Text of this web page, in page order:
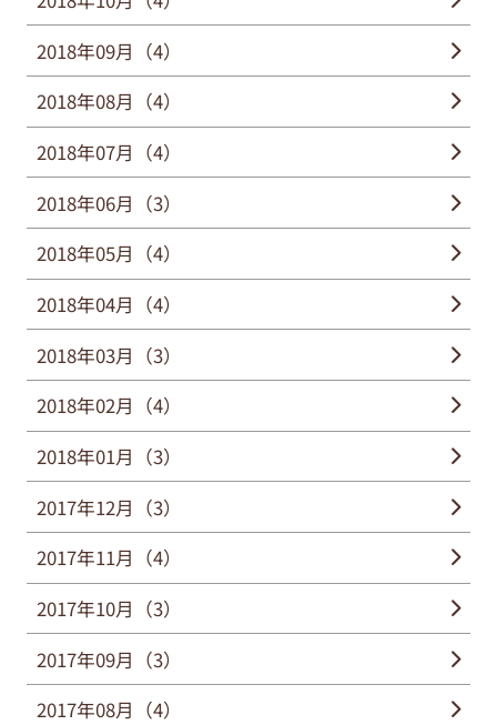
2018年09月（4）
2018年08月（4）
2018年07月（4）
2018年06月（3）
2018年05月（4）
2018年04月（4）
2018年03月（3）
2018年02月（4）
2018年01月（3）
2017年12月（3）
2017年11月（4）
2017年10月（3）
2017年09月（3）
2017年08月（4）